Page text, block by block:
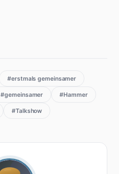
#erstmals gemeinsamer
#gemeinsamer #Hammer
#Talkshow